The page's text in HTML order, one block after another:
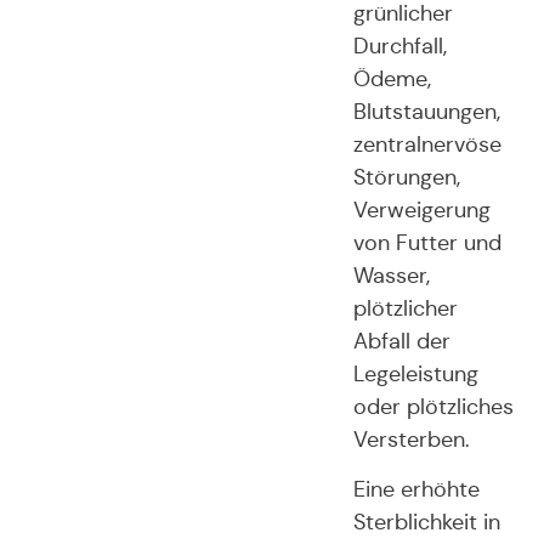
grünlicher
Durchfall,
Ödeme,
Blutstauungen,
zentralnervöse
Störungen,
Verweigerung
von Futter und
Wasser,
plötzlicher
Abfall der
Legeleistung
oder plötzliches
Versterben.
Eine erhöhte
Sterblichkeit in